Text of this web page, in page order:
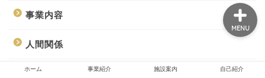
事業内容
人間関係
仕事・職業
ホーム 事業紹介 施設案内 自己紹介
MENU